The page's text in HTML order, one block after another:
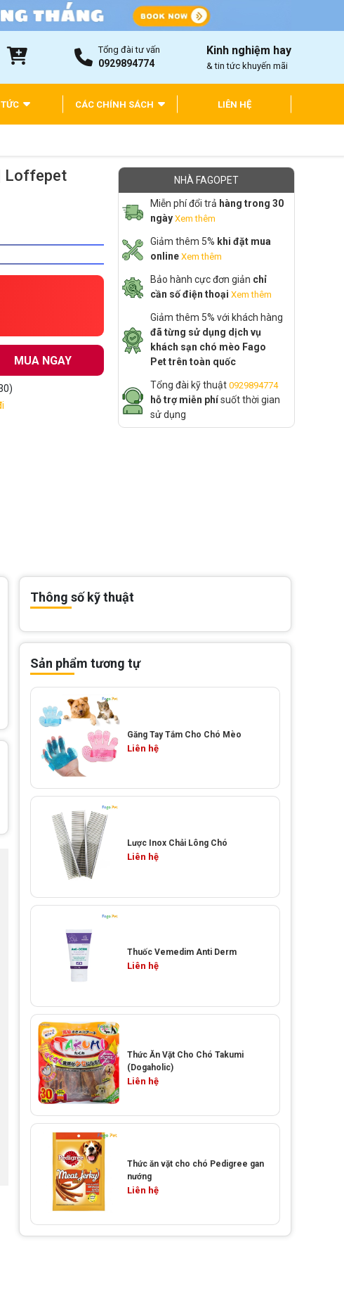
Tổng đài tư vấn
0929894774
Kinh nghiệm hay
& tin tức khuyến mãi
CÁC CHÍNH SÁCH LIÊN HỆ
Loffepet
MUA NGAY
NHÀ FAGOPET
Miễn phí đổi trả hàng trong 30
ngày Xem thêm
Giảm thêm 5% khi đặt mua
online Xem thêm
Bảo hành cực đơn giản chỉ
cần số điện thoại Xem thêm
Giảm thêm 5% với khách hàng
đã từng sử dụng dịch vụ
khách sạn chó mèo Fago
Pet trên toàn quốc
Tổng đài kỹ thuật 0929894774
hỗ trợ miễn phísuốt thời gian
sử dụng
Thông số kỹ thuật
Sản phẩm tương tự
Găng Tay Tắm Cho Chó Mèo
Liên hệ
Lược Inox Chải Lông Chó
Liên hệ
Thuốc Vemedim Anti Derm
Liên hệ
Thức Ăn Vặt Cho Chó Takumi
(Dogaholic)
Liên hệ
Thức ăn vặt cho chó Pedigree gan
nướng
Liên hệ